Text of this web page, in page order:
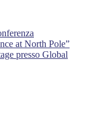
at North Pole”
presso Global